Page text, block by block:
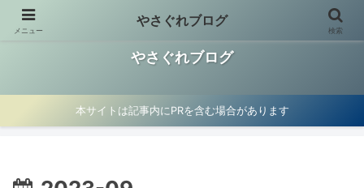
やさぐれブログ
本サイトは記事内にPRを含む場合があります
メニュー
やさぐれブログ
検索